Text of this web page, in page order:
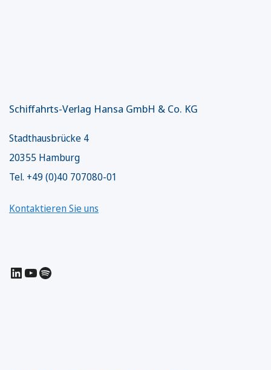
Schiffahrts-Verlag Hansa GmbH & Co. KG
Stadthausbrücke 4
20355 Hamburg
Tel. +49 (0)40 707080-01
Kontaktieren Sie uns
LinkedIn
YouTube
Spotify